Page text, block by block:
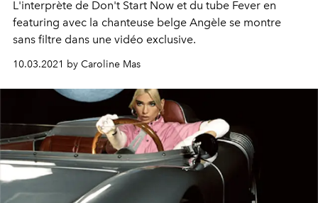
L'interprète de Don't Start Now et du tube Fever en
featuring avec la chanteuse belge Angèle se montre
sans filtre dans une vidéo exclusive.
10.03.2021 by Caroline Mas